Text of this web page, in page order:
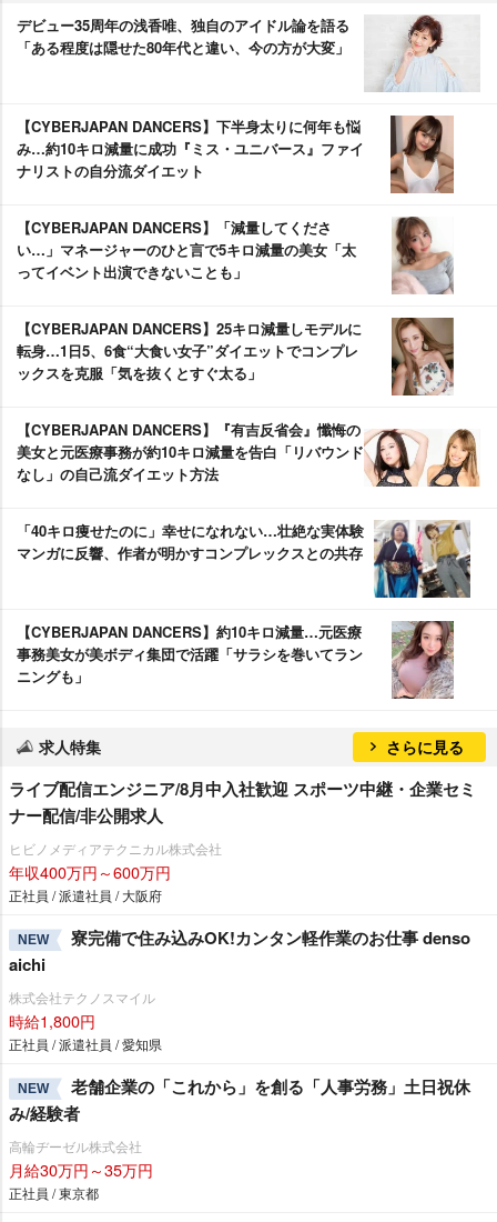
デビュー35周年の浅香唯、独自のアイドル論を語る
「ある程度は隠せた80年代と違い、今の方が大変」
【CYBERJAPAN DANCERS】下半身太りに何年も悩
み…約10キロ減量に成功『ミス・ユニバース』ファイ
ナリストの自分流ダイエット
【CYBERJAPAN DANCERS】「減量してくださ
い…」マネージャーのひと言で5キロ減量の美女「太
ってイベント出演できないことも」
【CYBERJAPAN DANCERS】25キロ減量しモデルに
転身…1日5、6食“大食い女子”ダイエットでコンプレ
ックスを克服「気を抜くとすぐ太る」
【CYBERJAPAN DANCERS】『有吉反省会』懺悔の
美女と元医療事務が約10キロ減量を告白「リバウンド
なし」の自己流ダイエット方法
「40キロ痩せたのに」幸せになれない…壮絶な実体験
マンガに反響、作者が明かすコンプレックスとの共存
【CYBERJAPAN DANCERS】約10キロ減量…元医療
事務美女が美ボディ集団で活躍「サラシを巻いてラン
ニングも」
求人特集 さらに見る
ライブ配信エンジニア/8月中入社歓迎 スポーツ中継・企業セミ
ナー配信/非公開求人
ヒビノメディアテクニカル株式会社
年収400万円～600万円
正社員 / 派遣社員 / 大阪府
NEW
寮完備で住み込みOK!カンタン軽作業のお仕事 denso
aichi
株式会社テクノスマイル
時給1,800円
正社員 / 派遣社員 / 愛知県
NEW
老舗企業の「これから」を創る「人事労務」土日祝休
み/経験者
高輪ヂーゼル株式会社
月給30万円～35万円
正社員 / 東京都